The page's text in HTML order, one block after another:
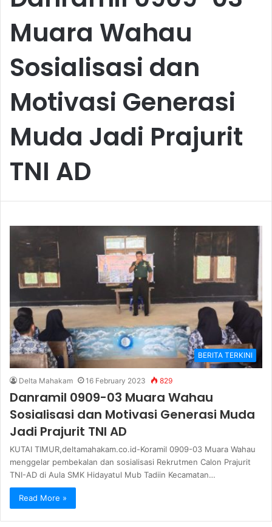
Muara Wahau
Sosialisasi dan
Motivasi Generasi
Muda Jadi Prajurit
TNI AD
BERITA TERKINI
Delta Mahakam 16 February 2023 829
Danramil 0909-03 Muara Wahau
Sosialisasi dan Motivasi Generasi Muda
Jadi Prajurit TNI AD
KUTAI TIMUR,deltamahakam.co.id-Koramil 0909-03 Muara Wahau
menggelar pembekalan dan sosialisasi Rekrutmen Calon Prajurit
TNI-AD di Aula SMK Hidayatul Mub Tadiin Kecamatan…
Read More »